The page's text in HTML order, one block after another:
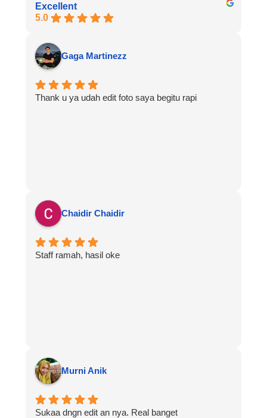
Excellent
5.0
Gaga Martinezz
Thank u ya udah edit foto saya begitu rapi
Chaidir Chaidir
Staff ramah, hasil oke
Murni Anik
Sukaa dngn edit an nya. Real banget